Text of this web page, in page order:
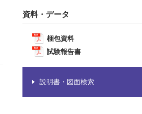
資料・データ
梱包資料
試験報告書
説明書・図面検索